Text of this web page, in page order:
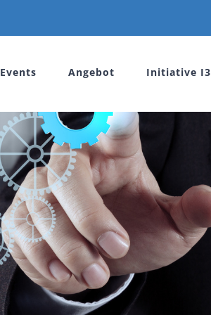
Events Angebot Initiative I3